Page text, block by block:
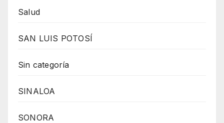
Salud
SAN LUIS POTOSÍ
Sin categoría
SINALOA
SONORA